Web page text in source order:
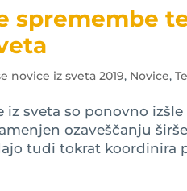
spremembe
novice iz sveta 2019, Novice,
iz sveta so ponovno
ozaveščanju
tudi tokrat koordinira